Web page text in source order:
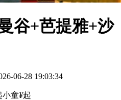
谷+芭提雅+沙
06-28 19:03:34
小童¥起